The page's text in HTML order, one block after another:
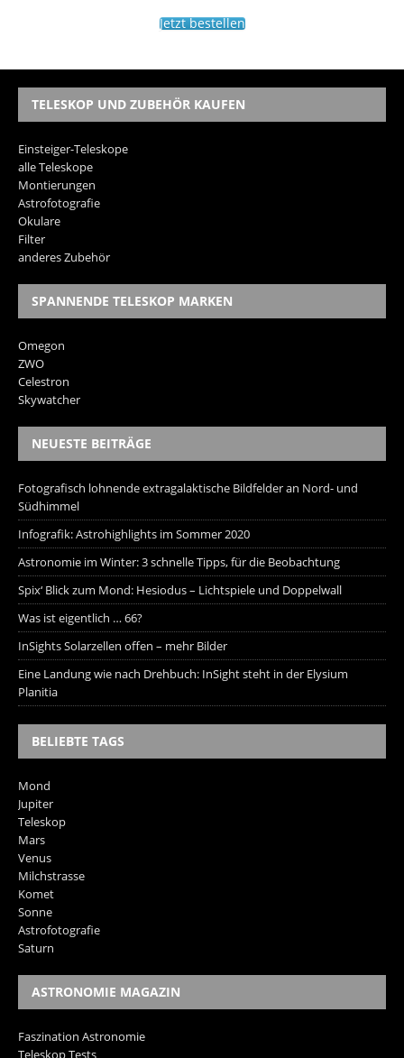
Jetzt bestellen
TELESKOP UND ZUBEHÖR KAUFEN
Einsteiger-Teleskope
alle Teleskope
Montierungen
Astrofotografie
Okulare
Filter
anderes Zubehör
SPANNENDE TELESKOP MARKEN
Omegon
ZWO
Celestron
Skywatcher
NEUESTE BEITRÄGE
Fotografisch lohnende extragalaktische Bildfelder an Nord- und
Südhimmel
Infografik: Astrohighlights im Sommer 2020
Astronomie im Winter: 3 schnelle Tipps, für die Beobachtung
Spix‘ Blick zum Mond: Hesiodus – Lichtspiele und Doppelwall
Was ist eigentlich … 66?
InSights Solarzellen offen – mehr Bilder
Eine Landung wie nach Drehbuch: InSight steht in der Elysium
Planitia
BELIEBTE TAGS
Mond
Jupiter
Teleskop
Mars
Venus
Milchstrasse
Komet
Sonne
Astrofotografie
Saturn
ASTRONOMIE MAGAZIN
Faszination Astronomie
Teleskop Tests